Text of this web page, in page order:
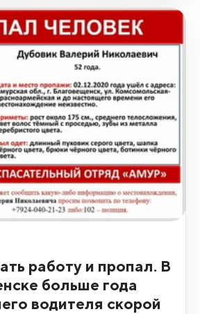
работу и пропал. В
больше года
водителя скорой